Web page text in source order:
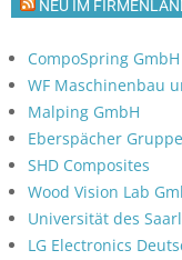
NEU IM
CompoSpring GmbH
WF Maschinenbau
Malping GmbH
Eberspächer
SHD Composites
Wood Vision Lab
Universität des
LG Electronics